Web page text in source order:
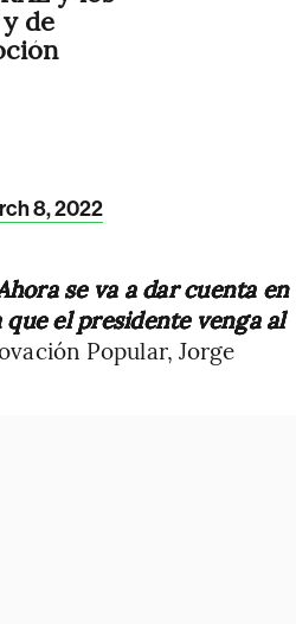
de
8, 2022
se va a dar cuenta en
el presidente venga al
Popular, Jorge